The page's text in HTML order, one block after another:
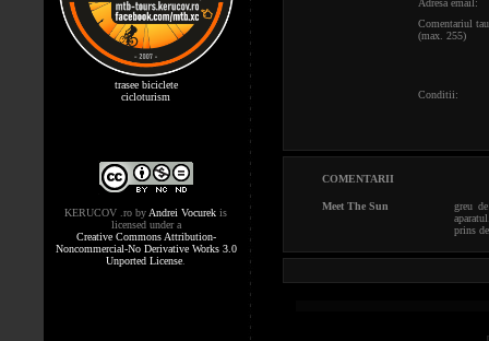
trasee biciclete
cicloturism
KERUCOV .ro by Andrei Vocurek is
licensed under a
Creative Commons Attribution-
Noncommercial-No Derivative Works 3.0
Unported License
Adresa email:
Comentariul
(max. 255)
Conditii:
COMENTARII
Meet The Sun
greu
prins